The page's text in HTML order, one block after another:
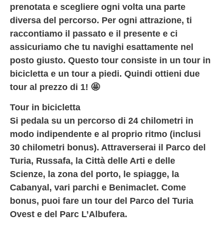
prenotata e scegliere ogni volta una parte
diversa del percorso. Per ogni attrazione, ti
raccontiamo il passato e il presente e ci
assicuriamo che tu navighi esattamente nel
posto giusto. Questo tour consiste in un tour in
bicicletta e un tour a piedi. Quindi ottieni due
tour al prezzo di 1! 🤩
Tour in bicicletta
Si pedala su un percorso di 24 chilometri in
modo indipendente e al proprio ritmo (inclusi
30 chilometri bonus). Attraverserai il Parco del
Turia, Russafa, la Città delle Arti e delle
Scienze, la zona del porto, le spiagge, la
Cabanyal, vari parchi e Benimaclet. Come
bonus, puoi fare un tour del Parco del Turia
Ovest e del Parc L’Albufera.